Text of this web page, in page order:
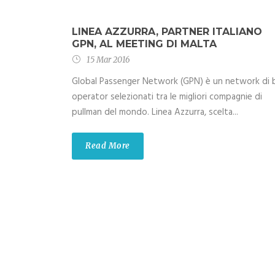
LINEA AZZURRA, PARTNER ITALIANO
GPN, AL MEETING DI MALTA
15 Mar 2016
Global Passenger Network (GPN) è un network di
operator selezionati tra le migliori compagnie di
pullman del mondo. Linea Azzurra, scelta...
Read More